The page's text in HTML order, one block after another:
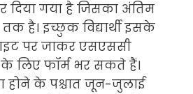
दिया गया है जिसका अंतिम
है। इच्छुक विद्यार्थी इसके
पर जाकर एसएससी
लिए फॉर्म भर सकते हैं।
होने के पश्चात जून-जुलाई